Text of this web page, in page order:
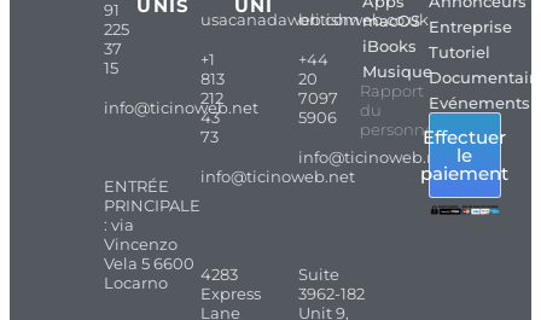
91
225
37
15
info@ticinoweb.net
ENTRÉE
PRINCIPALE
: via
Vincenzo
Vela 5 6600
Locarno
UNIS
usacanadaweb.com
+1
813
212
43
73
info@ticinoweb.net
4283
Express
Lane
UNI
britishweb.co.uk
+44
20
7097
5906
info@ticinoweb.net
Suite
3962-182
Unit 9,
macOS
iBooks
Musique
Rapport
du
personnel
Entreprise
Tutoriel
Evénements
Effectuer
le
paiement